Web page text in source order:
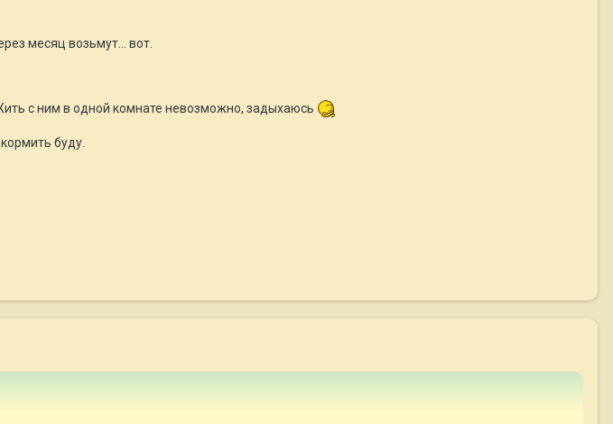
месяц возьмут... вот.
с ним в одной комнате невозможно, задыхаюсь
буду.